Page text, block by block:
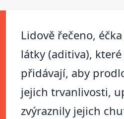
Lidově řečeno,
látky (aditiva),
přidávají, aby
jejich trvanlivosti,
zvýraznily jejich